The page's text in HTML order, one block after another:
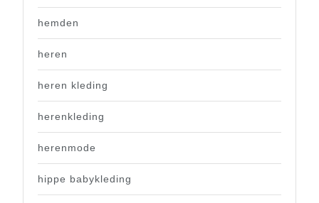
hemden
heren
heren kleding
herenkleding
herenmode
hippe babykleding